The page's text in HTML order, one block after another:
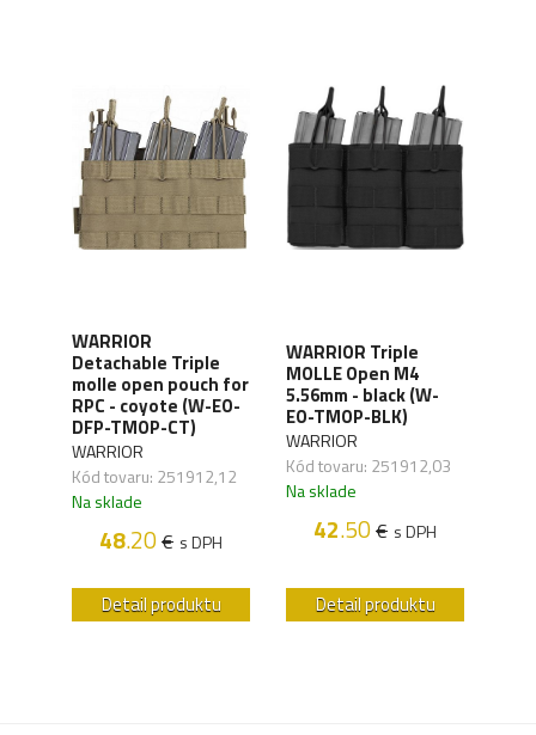
WARRIOR
Detachable Triple
molle open pouch for
RPC - coyote (W-EO-
DFP-TMOP-CT)
WARRIOR
Kód tovaru: 251912,12
Na sklade
48.20€ s DPH
Detail produktu
WARRIOR Triple
MOLLE Open M4
5.56mm - black (W-
EO-TMOP-BLK)
WARRIOR
Kód tovaru: 251912,03
Na sklade
42.50€ s DPH
Detail produktu